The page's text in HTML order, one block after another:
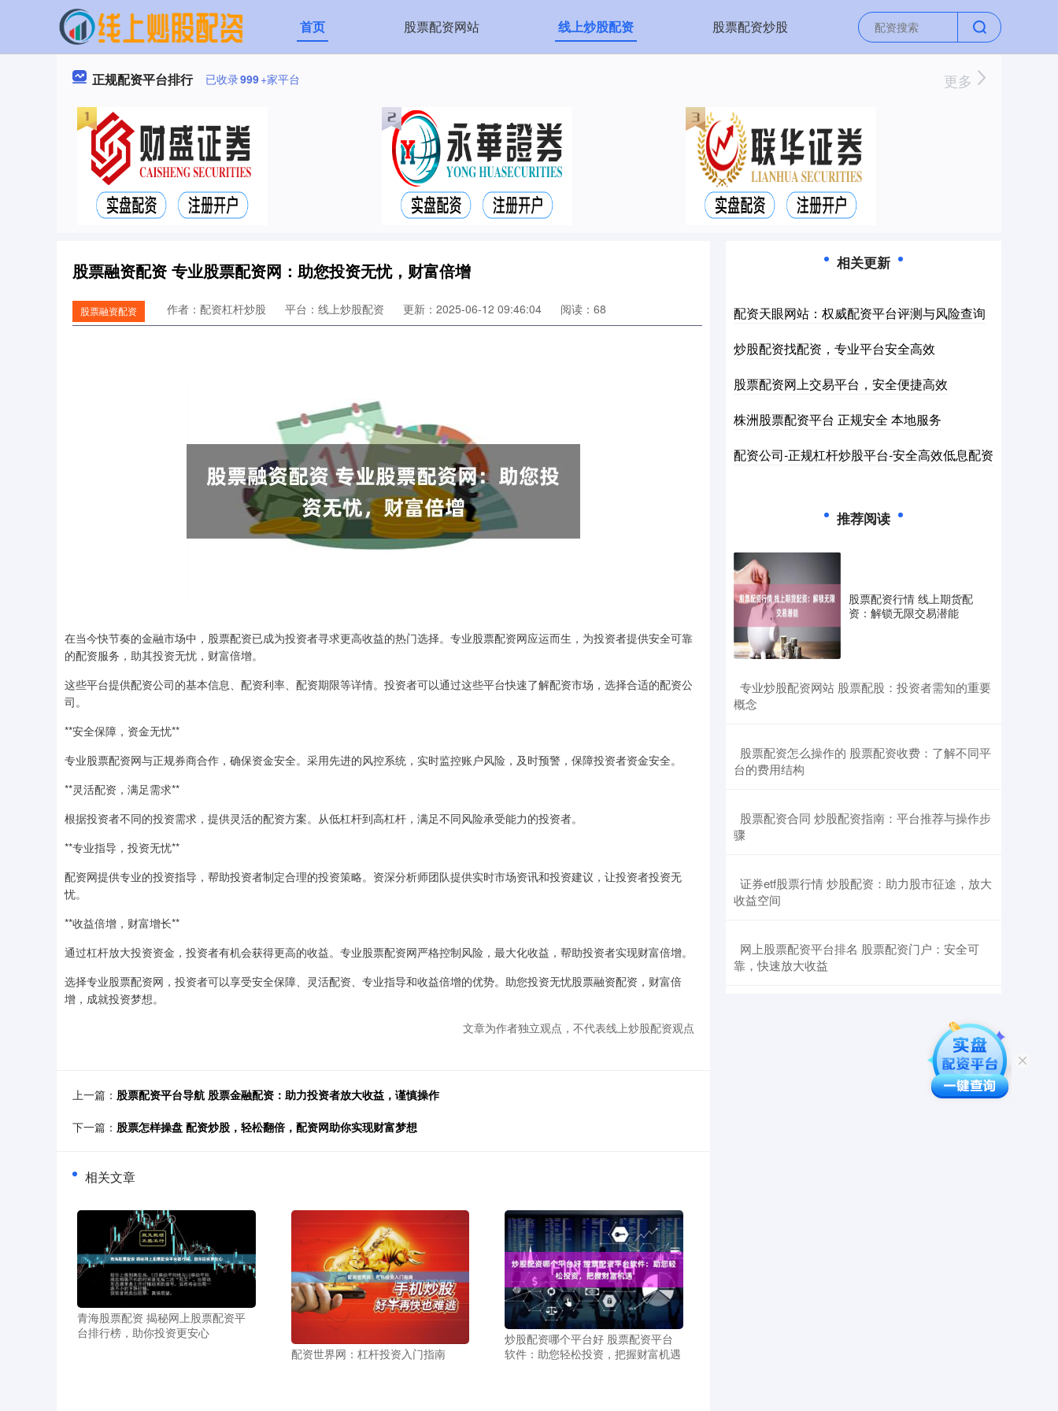
首页 股票配资网站 线上炒股配资 股票配资炒股
正规配资平台排行 已收录999+家平台 更多
股票融资配资 专业股票配资网：助您投资无忧，财富倍增
股票融资配资 作者：配资杠杆炒股 平台：线上炒股配资 更新：2025-06-12 09:46:04 阅读：68
在当今快节奏的金融市场中，股票配资已成为投资者寻求更高收益的热门选择。专业股票配资网应运而生，为投资者提供安全可靠
的配资服务，助其投资无忧，财富倍增。
这些平台提供配资公司的基本信息、配资利率、配资期限等详情。投资者可以通过这些平台快速了解配资市场，选择合适的配资公
司。
**安全保障，资金无忧**
专业股票配资网与正规券商合作，确保资金安全。采用先进的风控系统，实时监控账户风险，及时预警，保障投资者资金安全。
**灵活配资，满足需求**
根据投资者不同的投资需求，提供灵活的配资方案。从低杠杆到高杠杆，满足不同风险承受能力的投资者。
**专业指导，投资无忧**
配资网提供专业的投资指导，帮助投资者制定合理的投资策略。资深分析师团队提供实时市场资讯和投资建议，让投资者投资无
忧。
**收益倍增，财富增长**
通过杠杆放大投资资金，投资者有机会获得更高的收益。专业股票配资网严格控制风险，最大化收益，帮助投资者实现财富倍增。
选择专业股票配资网，投资者可以享受安全保障、灵活配资、专业指导和收益倍增的优势。助您投资无忧股票融资配资，财富倍
增，成就投资梦想。
文章为作者独立观点，不代表线上炒股配资观点
上一篇： 股票配资平台导航 股票金融配资：助力投资者放大收益，谨慎操作
下一篇： 股票怎样操盘 配资炒股，轻松翻倍，配资网助你实现财富梦想
相关文章
青海股票配资 揭秘网上股票配资平
台排行榜，助你投资更安心
配资世界网：杠杆投资入门指南
炒股配资哪个平台好 股票配资平台
软件：助您轻松投资，把握财富机遇
相关更新
配资天眼网站：权威配资平台评测与风险查询
炒股配资找配资，专业平台安全高效
股票配资网上交易平台，安全便捷高效
株洲股票配资平台 正规安全 本地服务
配资公司-正规杠杆炒股平台-安全高效低息配资
推荐阅读
股票配资行情 线上期货配
资：解锁无限交易潜能
​专业炒股配资网站 股票配股：投资者需知的重要
概念
​股票配资怎么操作的 股票配资收费：了解不同平
台的费用结构
​股票配资合同 炒股配资指南：平台推荐与操作步
骤
​证券etf股票行情 炒股配资：助力股市征途，放大
收益空间
​网上股票配资平台排名 股票配资门户：安全可
靠，快速放大收益